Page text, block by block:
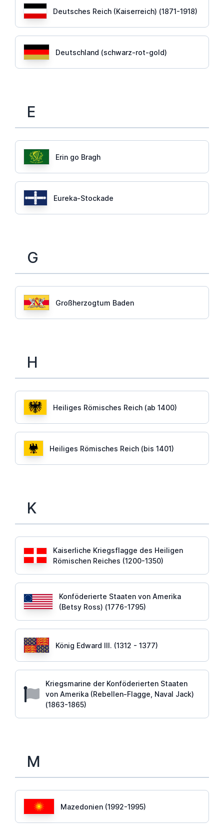
Deutsches Reich (Kaiserreich) (1871-1918)
Deutschland (schwarz-rot-gold)
E
Erin go Bragh
Eureka-Stockade
G
Großherzogtum Baden
H
Heiliges Römisches Reich (ab 1400)
Heiliges Römisches Reich (bis 1401)
K
Kaiserliche Kriegsflagge des Heiligen
Römischen Reiches (1200-1350)
Konföderierte Staaten von Amerika
(Betsy Ross) (1776-1795)
König Edward III. (1312 - 1377)
Kriegsmarine der Konföderierten Staaten
von Amerika (Rebellen-Flagge, Naval Jack)
(1863-1865)
M
Mazedonien (1992-1995)